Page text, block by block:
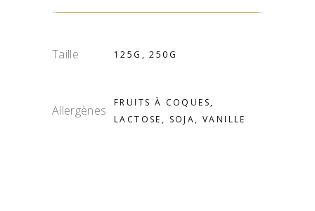
Taille 125G, 250G
Allergènes
FRUITS À COQUES,
LACTOSE, SOJA, VANILLE